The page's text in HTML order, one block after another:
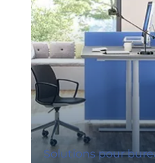
Solutions pour